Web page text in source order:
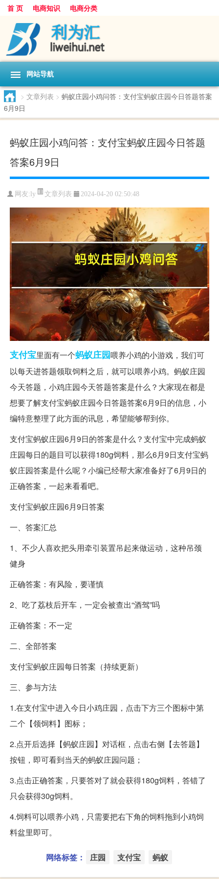
首 页 电商知识 电商分类
网站导航
> 文章列表 > 蚂蚁庄园小鸡问答：支付宝蚂蚁庄园今日答题答案
6月9日
蚂蚁庄园小鸡问答：支付宝蚂蚁庄园今日答题
答案6月9日
网友: ly 文章列表 2024-04-20 02:50:48
支付宝里面有一个蚂蚁庄园喂养小鸡的小游戏，我们可
以每天进答题领取饲料之后，就可以喂养小鸡。蚂蚁庄园
今天答题，小鸡庄园今天答题答案是什么？大家现在都是
想要了解支付宝蚂蚁庄园今日答题答案6月9日的信息，小
编特意整理了此方面的讯息，希望能够帮到你。
支付宝蚂蚁庄园6月9日的答案是什么？支付宝中完成蚂蚁
庄园每日的题目可以获得180g饲料，那么6月9日支付宝蚂
蚁庄园答案是什么呢？小编已经帮大家准备好了6月9日的
正确答案，一起来看看吧。
支付宝蚂蚁庄园6月9日答案
一、答案汇总
1、不少人喜欢把头用牵引装置吊起来做运动，这种吊颈
健身
正确答案：有风险，要谨慎
2、吃了荔枝后开车，一定会被查出“酒驾”吗
正确答案：不一定
二、全部答案
支付宝蚂蚁庄园每日答案（持续更新）
三、参与方法
1.在支付宝中进入今日小鸡庄园，点击下方三个图标中第
二个【领饲料】图标；
2.点开后选择【蚂蚁庄园】对话框，点击右侧【去答题】
按钮，即可看到当天的蚂蚁庄园问题；
3.点击正确答案，只要答对了就会获得180g饲料，答错了
只会获得30g饲料。
4.饲料可以喂养小鸡，只需要把右下角的饲料拖到小鸡饲
料盆里即可。
网络标签： 庄园 支付宝 蚂蚁